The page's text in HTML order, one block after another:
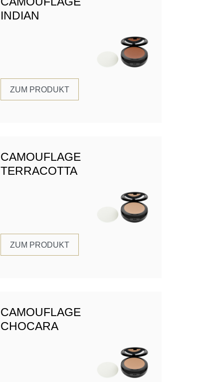
INDIAN
ZUM PRODUKT
CAMOUFLAGE
TERRACOTTA
ZUM PRODUKT
CAMOUFLAGE
CHOCARA